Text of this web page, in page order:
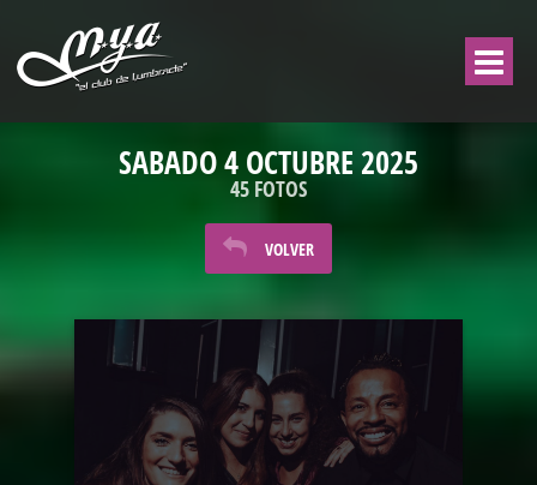
SABADO 4 OCTUBRE 2025
45 FOTOS
VOLVER